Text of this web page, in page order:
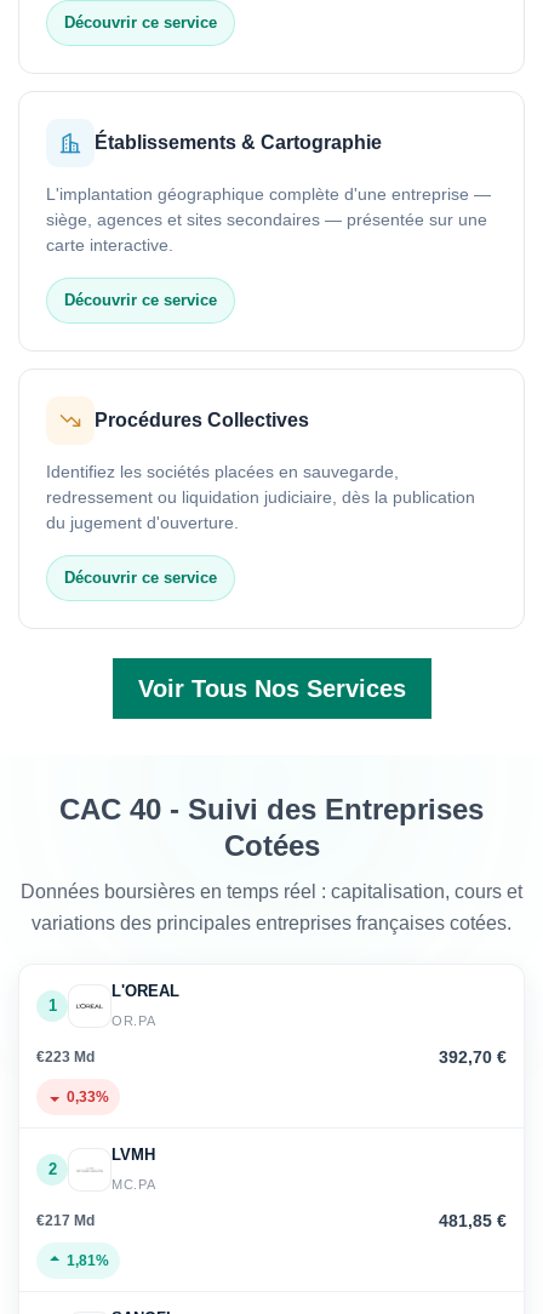
Découvrir ce service
Établissements & Cartographie
L'implantation géographique complète d'une entreprise —
siège, agences et sites secondaires — présentée sur une
carte interactive.
Découvrir ce service
Procédures Collectives
Identifiez les sociétés placées en sauvegarde,
redressement ou liquidation judiciaire, dès la publication
du jugement d'ouverture.
Découvrir ce service
Voir Tous Nos Services
CAC 40 - Suivi des Entreprises
Cotées
Données boursières en temps réel : capitalisation, cours et
variations des principales entreprises françaises cotées.
1
L'OREAL
OR.PA
€223 Md 392,70 €
0,33%
2
LVMH
MC.PA
€217 Md 481,85 €
1,81%